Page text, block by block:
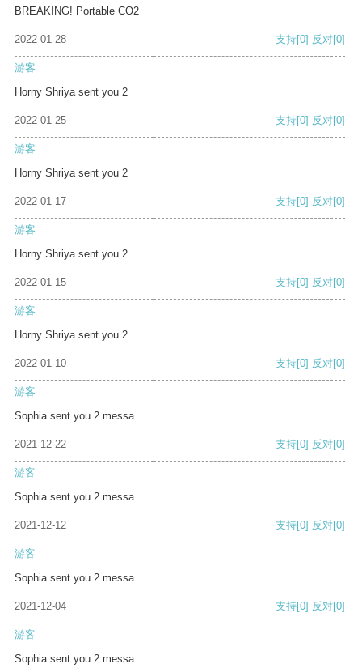
BREAKING! Portable CO2
2022-01-28 支持[0] 反对[0]
游客
Horny Shriya sent you 2
2022-01-25 支持[0] 反对[0]
游客
Horny Shriya sent you 2
2022-01-17 支持[0] 反对[0]
游客
Horny Shriya sent you 2
2022-01-15 支持[0] 反对[0]
游客
Horny Shriya sent you 2
2022-01-10 支持[0] 反对[0]
游客
Sophia sent you 2 messa
2021-12-22 支持[0] 反对[0]
游客
Sophia sent you 2 messa
2021-12-12 支持[0] 反对[0]
游客
Sophia sent you 2 messa
2021-12-04 支持[0] 反对[0]
游客
Sophia sent you 2 messa